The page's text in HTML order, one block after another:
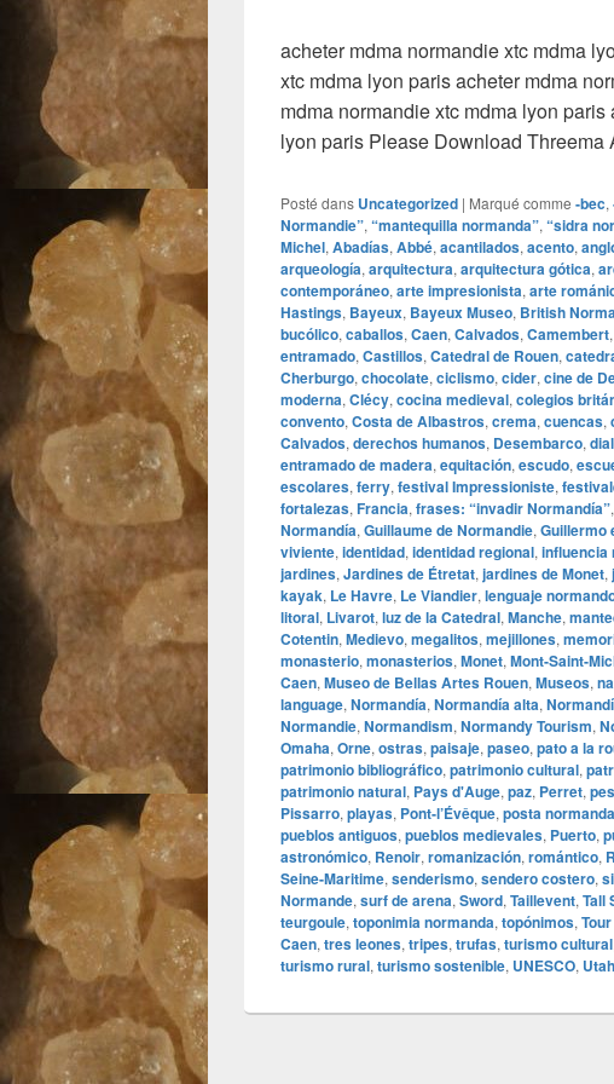
acheter mdma normandie xtc mdma
xtc mdma lyon paris acheter mdma
mdma normandie xtc mdma lyon
lyon paris Please Download Threema
Posté dans Uncategorized | Marqué comme ‑bec,
Normandie”, “mantequilla normanda”, “sidra
Michel, Abadías, Abbé, acantilados, acento,
arqueología, arquitectura, arquitectura gótica,
contemporáneo, arte impresionista, arte
Hastings, Bayeux, Bayeux Museo, British
bucólico, caballos, Caen, Calvados, Camembert,
entramado, Castillos, Catedral de Rouen,
Cherburgo, chocolate, ciclismo, cider, cine de
moderna, Clécy, cocina medieval, colegios
convento, Costa de Albastros, crema, cuencas,
Calvados, derechos humanos, Desembarco,
entramado de madera, equitación, escudo,
escolares, ferry, festival Impressioniste,
fortalezas, Francia, frases: “invadir Normandía”,
Normandía, Guillaume de Normandie, Guillermo
viviente, identidad, identidad regional, influencia
jardines, Jardines de Étretat, jardines de Monet,
kayak, Le Havre, Le Viandier, lenguaje
litoral, Livarot, luz de la Catedral, Manche,
Cotentin, Medievo, megalitos, mejillones,
monasterio, monasterios, Monet,
Caen, Museo de Bellas Artes Rouen, Museos,
language, Normandía, Normandía alta,
Normandie, Normandism, Normandy Tourism,
Omaha, Orne, ostras, paisaje, paseo, pato a la
patrimonio bibliográfico, patrimonio cultural,
patrimonio natural, Pays d'Auge, paz, Perret,
Pissarro, playas, Pont‑l’Évêque, posta normanda
pueblos antiguos, pueblos medievales, Puerto,
astronómico, Renoir, romanización, romántico,
Seine‑Maritime, senderismo, sendero costero,
Normande, surf de arena, Sword, Taillevent, Tall
teurgoule, toponimia normanda, topónimos,
Caen, tres leones, tripes, trufas, turismo cultural
turismo rural, turismo sostenible, UNESCO, Utah